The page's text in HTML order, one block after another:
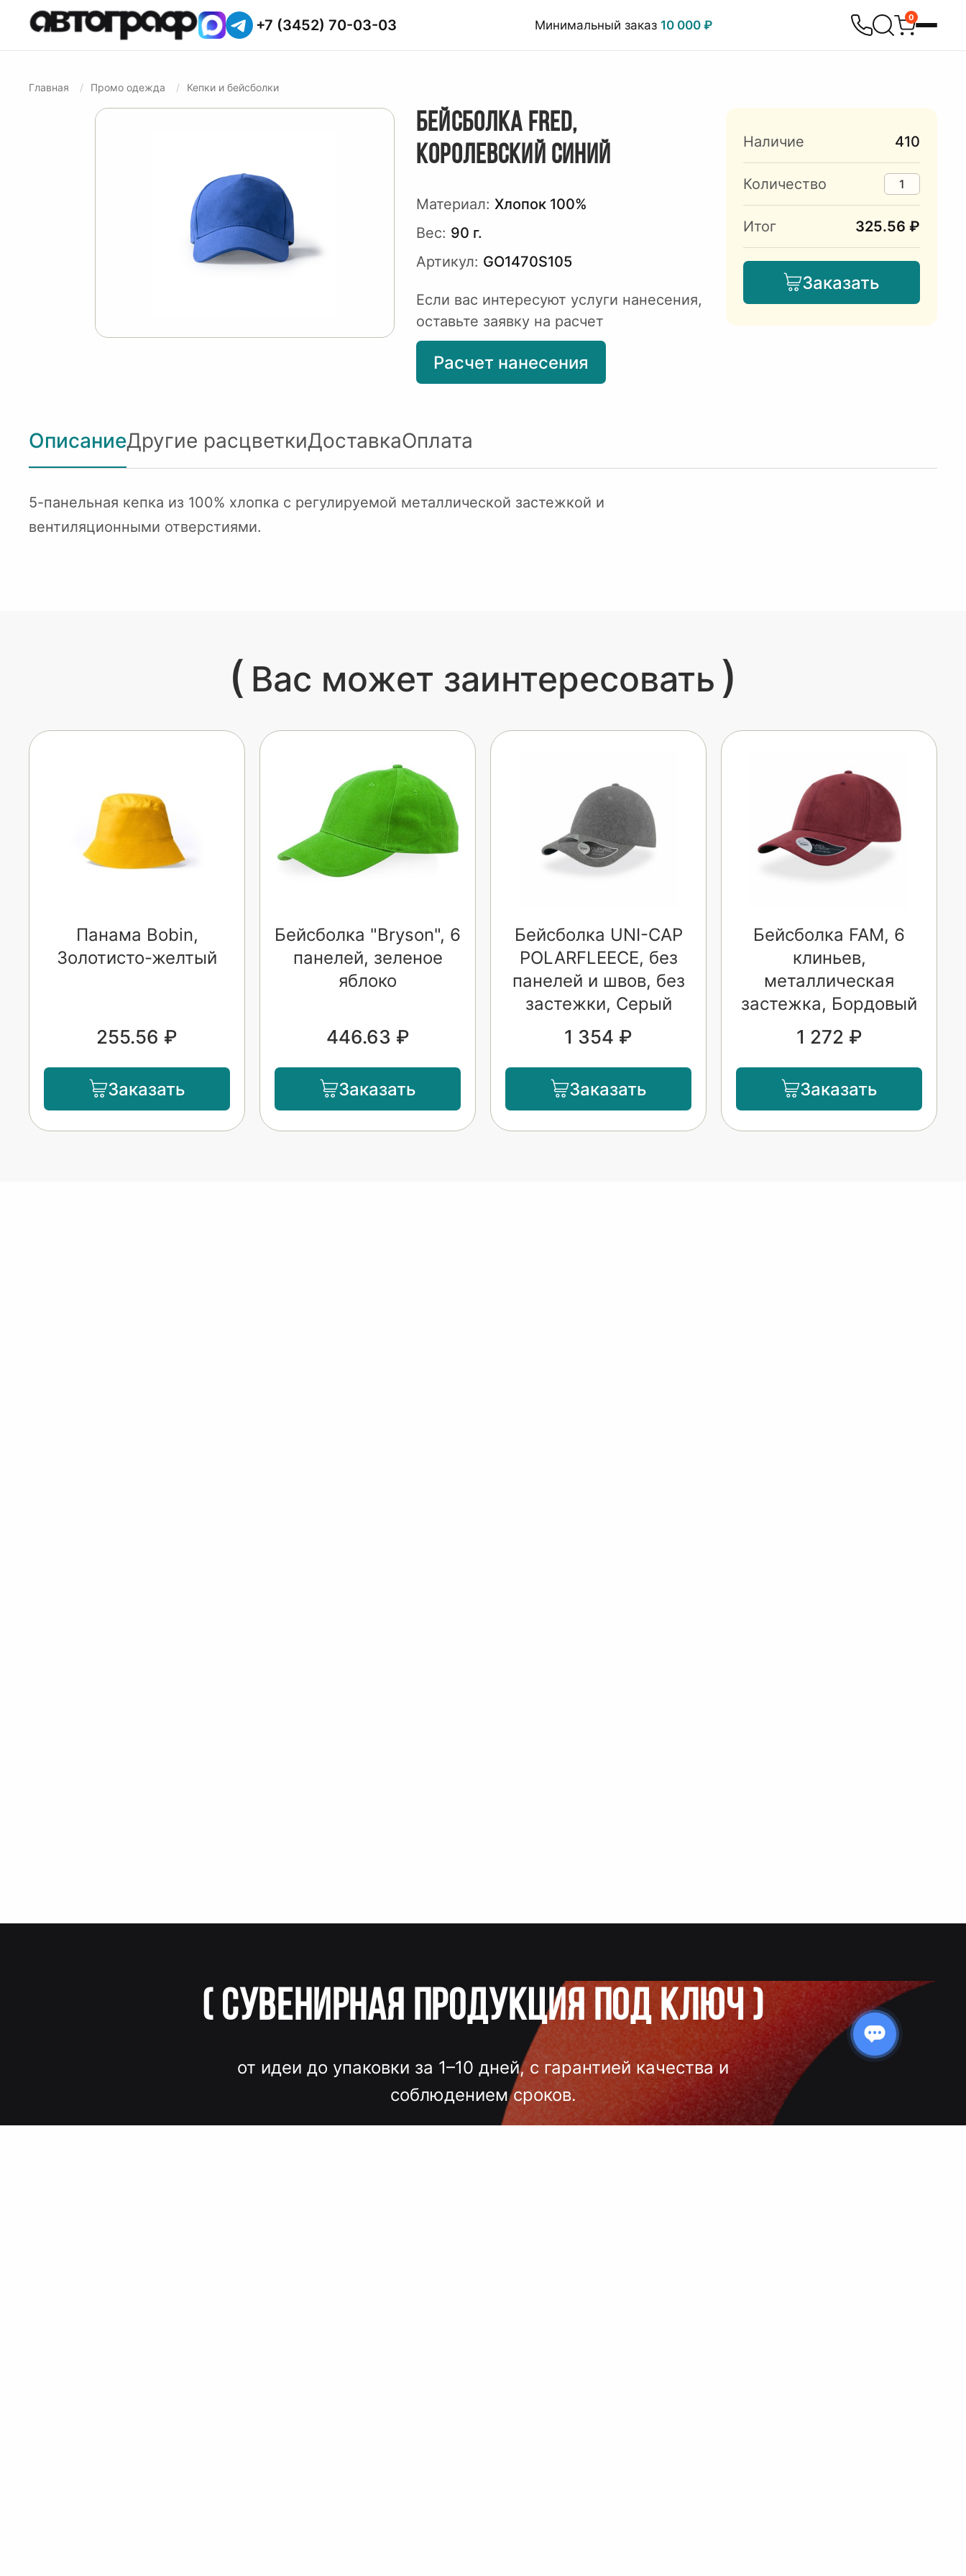
+7 (3452) 70-03-03 Минимальный заказ 10 000 ₽
0
Главная Промо одежда Кепки и бейсболки
БЕЙСБОЛКА FRED,
КОРОЛЕВСКИЙ СИНИЙ
Материал: Хлопок 100%
Вес: 90 г.
Артикул: GO1470S105
Если вас интересуют услуги нанесения,
оставьте заявку на расчет
Расчет нанесения
Наличие 410
Количество
Итог 325.56 ₽
Заказать
ОписаниеДругие расцветкиДоставкаОплата
5-панельная кепка из 100% хлопка с регулируемой металлической застежкой и
вентиляционными отверстиями.
( Вас может заинтересовать )
Панама Bobin,
Золотисто-желтый
255.56 ₽
Заказать
Бейсболка "Bryson", 6
панелей, зеленое
яблоко
446.63 ₽
Заказать
Бейсболка UNI-CAP
POLARFLEECE, без
панелей и швов, без
застежки, Серый
1 354 ₽
Заказать
Бейсболка FAM, 6
клиньев,
металлическая
застежка, Бордовый
1 272 ₽
Заказать
( Сувенирная продукция под ключ)
от идеи до упаковки за 1–10 дней, с гарантией качества и
соблюдением сроков.